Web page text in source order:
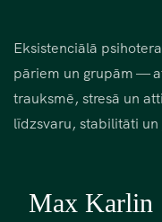
Eksistenciālā
pāriem un grupām —
trauksmē, stresā un
līdzsvaru, stabilitāti un